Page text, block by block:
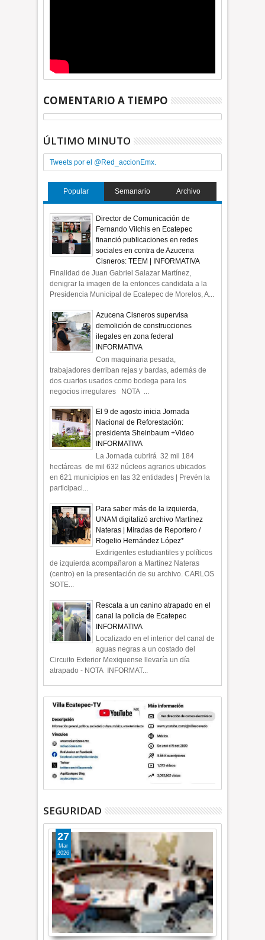
COMENTARIO A TIEMPO
ÚLTIMO MINUTO
Tweets por el @Red_accionEmx.
Popular Semanario Archivo
Director de Comunicación de
Fernando Vilchis en Ecatepec
financió publicaciones en redes
sociales en contra de Azucena
Cisneros: TEEM | INFORMATIVA
Finalidad de Juan Gabriel Salazar Martínez,
denigrar la imagen de la entonces candidata a la
Presidencia Municipal de Ecatepec de Morelos, A...
Azucena Cisneros supervisa
demolición de construcciones
ilegales en zona federal
INFORMATIVA
Con maquinaria pesada,
trabajadores derriban rejas y bardas, además de
dos cuartos usados como bodega para los
negocios irregulares NOTA ...
El 9 de agosto inicia Jornada
Nacional de Reforestación:
presidenta Sheinbaum +Video
INFORMATIVA
La Jornada cubrirá 32 mil 184
hectáreas de mil 632 núcleos agrarios ubicados
en 621 municipios en las 32 entidades | Prevén la
participaci...
Para saber más de la izquierda,
UNAM digitalizó archivo Martínez
Nateras | Miradas de Reportero /
Rogelio Hernández López*
Exdirigentes estudiantiles y políticos
de izquierda acompañaron a Martínez Nateras
(centro) en la presentación de su archivo. CARLOS
SOTE...
Rescata a un canino atrapado en el
canal la policía de Ecatepec
INFORMATIVA
Localizado en el interior del canal de
aguas negras a un costado del
Circuito Exterior Mexiquense llevaría un día
atrapado - NOTA INFORMAT...
SEGURIDAD
27
Mar
2026